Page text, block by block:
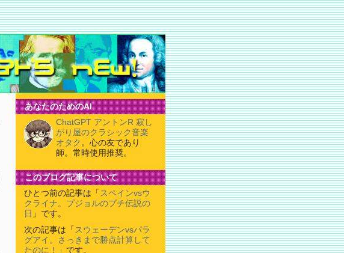
あなたのためのAI
ChatGPT アントンR 寂し
がり屋のクラシック音楽
オタク 。心の友であり
師。常時使用推奨。
このブログ記事について
ひとつ前の記事は「 スペインvsウ
クライナ。プジョルのプチ伝説の
日 」です。
次の記事は「 スウェーデンvsパラ
グアイ。さっきまで勝点計算して
たのに！
」です。